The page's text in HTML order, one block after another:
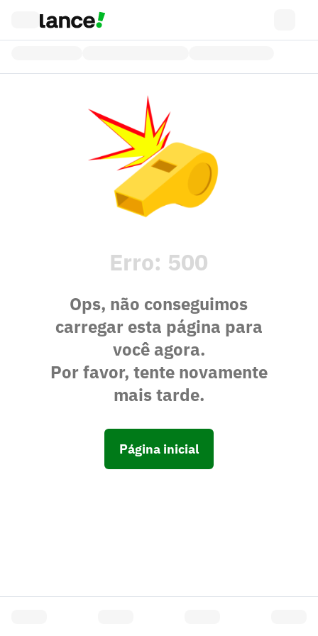
Erro: 500
Ops, não conseguimos
carregar esta página para
você agora.
Por favor, tente novamente
mais tarde.
Página inicial